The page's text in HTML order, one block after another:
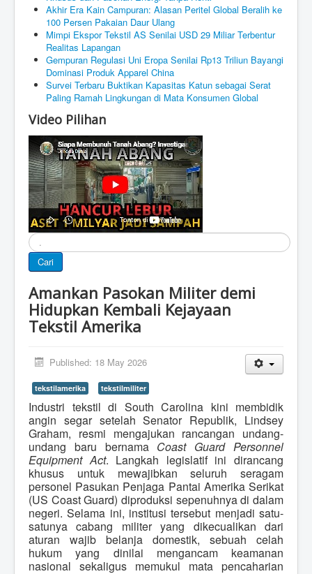
Akhir Era Kain Campuran: Alasan Peritel Global Beralih ke
100 Persen Pakaian Daur Ulang
Mimpi Ekspor Tekstil AS Senilai USD 29 Miliar Terbentur
Realitas Lapangan
Gempuran Regulasi Uni Eropa Senilai Rp13 Triliun Bayangi
Dominasi Produk Apparel China
Survei Terbaru Buktikan Kapasitas Katun sebagai Serat
Paling Ramah Lingkungan di Mata Konsumen Global
Video Pilihan
Cari
Cari
Amankan Pasokan Militer demi
Hidupkan Kembali Kejayaan
Tekstil Amerika
Published: 18 May 2026
tekstilamerika tekstilmiliter
Industri tekstil di South Carolina kini membidik
angin segar setelah Senator Republik, Lindsey
Graham, resmi mengajukan rancangan undang-
undang baru bernama Coast Guard Personnel
Equipment Act. Langkah legislatif ini dirancang
khusus untuk mewajibkan seluruh seragam
personel Pasukan Penjaga Pantai Amerika Serikat
(US Coast Guard) diproduksi sepenuhnya di dalam
negeri. Selama ini, institusi tersebut menjadi satu-
satunya cabang militer yang dikecualikan dari
aturan wajib belanja domestik, sebuah celah
hukum yang dinilai mengancam keamanan
nasional sekaligus memukul mata pencaharian